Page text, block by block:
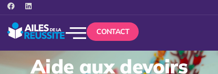
CONTACT
Aide aux devoirs